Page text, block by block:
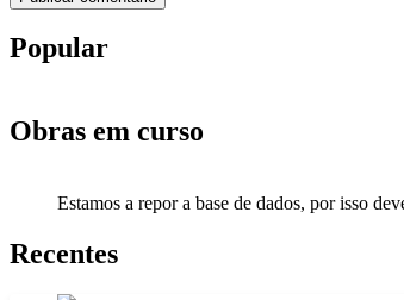
Popular
Obras em curso
Estamos a repor a base de dados, por isso
Recentes